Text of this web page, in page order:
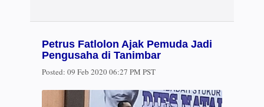
Petrus Fatlolon Ajak Pemuda Jadi
Pengusaha di Tanimbar
Posted: 09 Feb 2020 06:27 PM PST